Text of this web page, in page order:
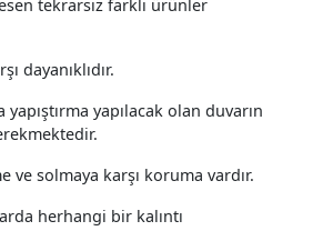
tekrarsız farklı ürünler
dayanıklıdır.
yapıştırma yapılacak olan duvarın
ve solmaya karşı koruma vardır.
herhangi bir kalıntı